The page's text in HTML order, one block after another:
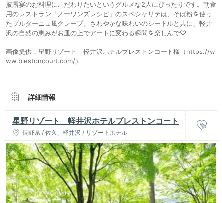
披露宴のお料理にこだわりたいというグルメな2人にぴったりです。朝食
用のレストラン「ノーワンズレシピ」のスペシャリテは、そば粉を使っ
たブルターニュ風クレープ。さわやかな味わいのシードルと共に、軽井
沢の自然の恵みがお皿の上でアートに変わる瞬間を楽しんで♡
画像提供：星野リゾート 軽井沢ホテルブレストンコート様（https://w
ww.blestoncourt.com/）
詳細情報
星野リゾート 軽井沢ホテルブレストンコート
長野県 / 佐久、軽井沢 / リゾートホテル